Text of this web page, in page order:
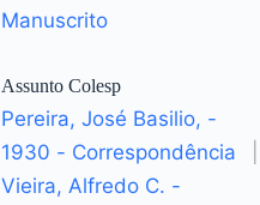
Manuscrito
Assunto Colesp
Pereira, José Basilio, -
1930 - Correspondência
Vieira, Alfredo C. -